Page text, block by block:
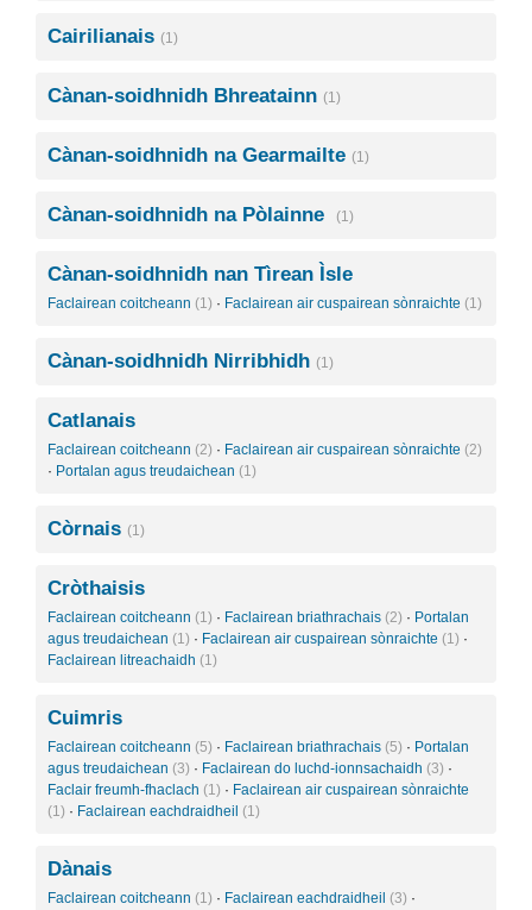
Cairilianais (1)
Cànan-soidhnidh Bhreatainn (1)
Cànan-soidhnidh na Gearmailte (1)
Cànan-soidhnidh na Pòlainne (1)
Cànan-soidhnidh nan Tìrean Ìsle
Faclairean coitcheann (1) · Faclairean air cuspairean sònraichte (1)
Cànan-soidhnidh Nirribhidh (1)
Catlanais
Faclairean coitcheann (2) · Faclairean air cuspairean sònraichte (2)
· Portalan agus treudaichean (1)
Còrnais (1)
Cròthaisis
Faclairean coitcheann (1) · Faclairean briathrachais (2) · Portalan
agus treudaichean (1) · Faclairean air cuspairean sònraichte (1) ·
Faclairean litreachaidh (1)
Cuimris
Faclairean coitcheann (5) · Faclairean briathrachais (5) · Portalan
agus treudaichean (3) · Faclairean do luchd-ionnsachaidh (3) ·
Faclair freumh-fhaclach (1) · Faclairean air cuspairean sònraichte
(1) · Faclairean eachdraidheil (1)
Dànais
Faclairean coitcheann (1) · Faclairean eachdraidheil (3) ·